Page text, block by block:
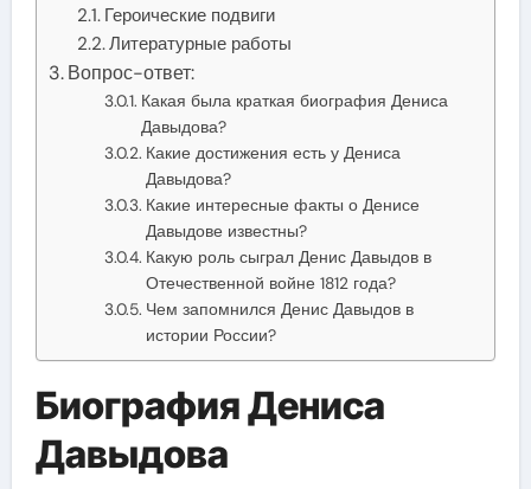
Героические подвиги
Литературные работы
Вопрос-ответ:
Какая была краткая биография Дениса
Давыдова?
Какие достижения есть у Дениса
Давыдова?
Какие интересные факты о Денисе
Давыдове известны?
Какую роль сыграл Денис Давыдов в
Отечественной войне 1812 года?
Чем запомнился Денис Давыдов в
истории России?
Биография Дениса
Давыдова